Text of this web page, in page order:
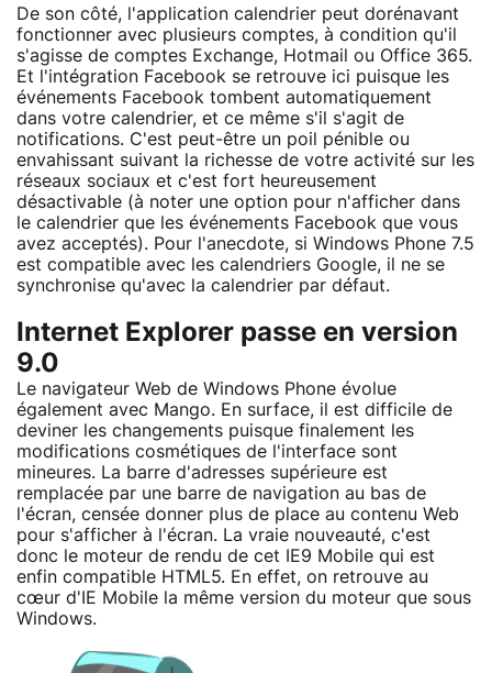
De son côté, l'application calendrier peut dorénavant
fonctionner avec plusieurs comptes, à condition qu'il
s'agisse de comptes Exchange, Hotmail ou Office 365.
Et l'intégration Facebook se retrouve ici puisque les
événements Facebook tombent automatiquement
dans votre calendrier, et ce même s'il s'agit de
notifications. C'est peut-être un poil pénible ou
envahissant suivant la richesse de votre activité sur les
réseaux sociaux et c'est fort heureusement
désactivable (à noter une option pour n'afficher dans
le calendrier que les événements Facebook que vous
avez acceptés). Pour l'anecdote, si Windows Phone 7.5
est compatible avec les calendriers Google, il ne se
synchronise qu'avec la calendrier par défaut.
Internet Explorer passe en version
9.0
Le navigateur Web de Windows Phone évolue
également avec Mango. En surface, il est difficile de
deviner les changements puisque finalement les
modifications cosmétiques de l'interface sont
mineures. La barre d'adresses supérieure est
remplacée par une barre de navigation au bas de
l'écran, censée donner plus de place au contenu Web
pour s'afficher à l'écran. La vraie nouveauté, c'est
donc le moteur de rendu de cet IE9 Mobile qui est
enfin compatible HTML5. En effet, on retrouve au
cœur d'IE Mobile la même version du moteur que sous
Windows.